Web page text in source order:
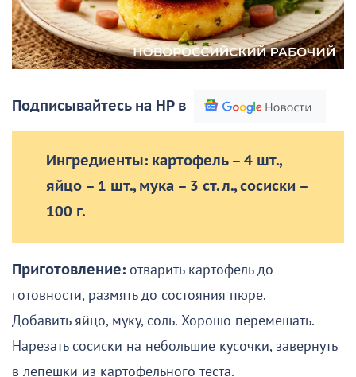
Подписывайтесь на НР в
Ингредиенты: картофель – 4 шт.,
яйцо – 1 шт., мука – 3 ст. л., сосиски –
100 г.
Приготовление: отварить картофель до
готовности, размять до состояния пюре.
Добавить яйцо, муку, соль. Хорошо перемешать.
Нарезать сосиски на небольшие кусочки, завернуть
в лепешки из картофельного теста.